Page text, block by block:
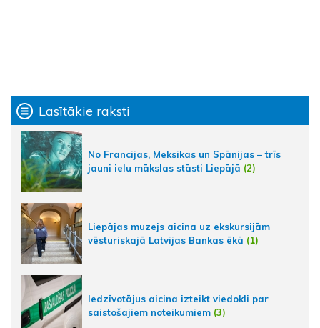
Lasītākie raksti
No Francijas, Meksikas un Spānijas – trīs
jauni ielu mākslas stāsti Liepājā (2)
Liepājas muzejs aicina uz ekskursijām
vēsturiskajā Latvijas Bankas ēkā (1)
Iedzīvotājus aicina izteikt viedokli par
saistošajiem noteikumiem (3)